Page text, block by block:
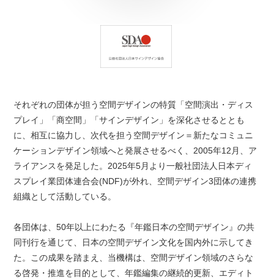
それぞれの団体が担う空間デザインの特質「空間演出・ディス
プレイ」「商空間」「サインデザイン」を深化させるととも
に、相互に協力し、次代を担う空間デザイン＝新たなコミュニ
ケーションデザイン領域へと発展させるべく、2005年12月、ア
ライアンスを発足した。2025年5月より一般社団法人日本ディ
スプレイ業団体連合会(NDF)が外れ、空間デザイン3団体の連携
組織として活動している。
各団体は、50年以上にわたる『年鑑日本の空間デザイン』の共
同刊行を通じて、日本の空間デザイン文化を国内外に示してき
た。この成果を踏まえ、当機構は、空間デザイン領域のさらな
る啓発・推進を目的として、年鑑編集の継続的更新、エディト